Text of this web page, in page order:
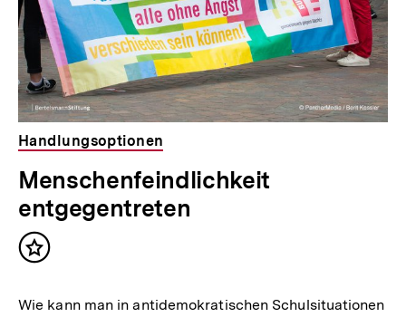
Handlungsoptionen
Menschenfeindlichkeit
entgegentreten
Inhalt
Wie kann man in antidemokratischen Schulsituationen